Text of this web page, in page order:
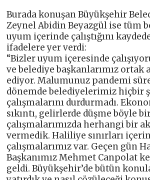
Burada konuşan Büyükşehir
Zeynel Abidin Beyazgül ise tüm
uyum içerinde çalıştığını
ifadelere yer verdi:
“Bizler uyum içeresinde
ve belediye başkanlarımız ortak
ediyor. Malumunuz pandemi
dönemde belediyelerimiz hiçbir
çalışmalarını durdurmadı.
sıkıntı, gelirlerde düşme böyle
çalışmalarımızda herhangi bir
vermedik. Haliliye sınırları
çalışmalarımız var. Geçen gün
Başkanımız Mehmet Canpolat
geldi. Büyükşehir’de bütün